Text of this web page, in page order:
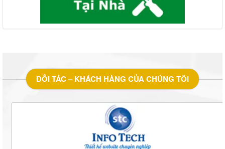
ĐỐI TÁC – KHÁCH HÀNG CỦA CHÚNG TÔI